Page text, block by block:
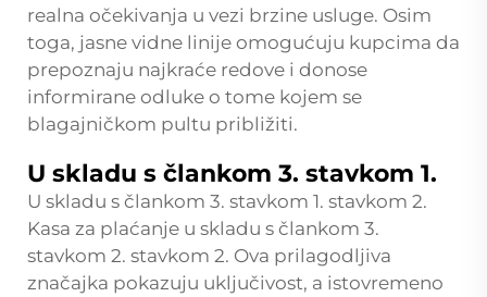
realna očekivanja u vezi brzine usluge. Osim
toga, jasne vidne linije omogućuju kupcima da
prepoznaju najkraće redove i donose
informirane odluke o tome kojem se
blagajničkom pultu približiti.
U skladu s člankom 3. stavkom 1.
U skladu s člankom 3. stavkom 1. stavkom 2.
Kasa za plaćanje u skladu s člankom 3.
stavkom 2. stavkom 2. Ova prilagodljiva
značajka pokazuju uključivost, a istovremeno